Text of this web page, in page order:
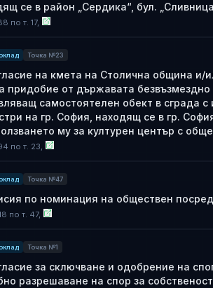
се в район „Сердика“, бул.
по т. 17,
Точка №23
на кмета на Столична община
придобие от държавата
самостоятелен обект в сграда с
на гр. София, находящ се в гр.
му за културен център с
по т. 23,
Точка №47
по номинация на обществен
по т. 47,
Точка №1
за сключване и одобрение на
разрешаване на спор за